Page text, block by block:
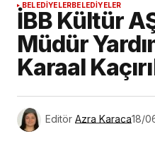
BELEDİYELERBELEDİYELER
İBB Kültür
Müdür
Karaal
Editör Azra Karaca18/